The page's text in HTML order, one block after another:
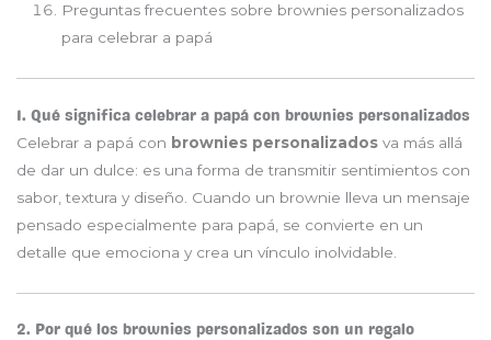
Preguntas frecuentes sobre brownies personalizados
para celebrar a papá
1. Qué significa celebrar a papá con brownies personalizados
Celebrar a papá con brownies personalizados va más allá
de dar un dulce: es una forma de transmitir sentimientos con
sabor, textura y diseño. Cuando un brownie lleva un mensaje
pensado especialmente para papá, se convierte en un
detalle que emociona y crea un vínculo inolvidable.
2. Por qué los brownies personalizados son un regalo